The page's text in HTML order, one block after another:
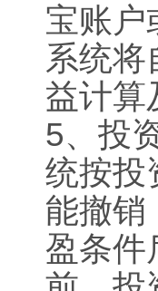
宝账户
系统
益计算
5、投
统按投
能撤销
盈条件